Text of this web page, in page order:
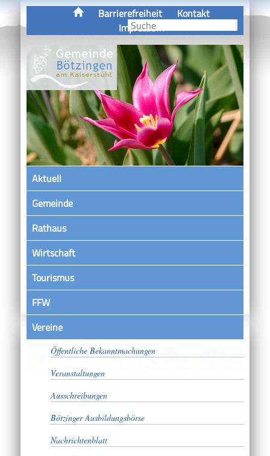
Barrierefreiheit
Kontakt
Impressum
Aktuell
Gemeinde
Rathaus
Wirtschaft
Tourismus
FFW
VereineSatzungen
Öffentliche Bekanntmachungen
Veranstaltungen
Ausschreibungen
Bötzinger Ausbildungsbörse
Nachrichtenblatt